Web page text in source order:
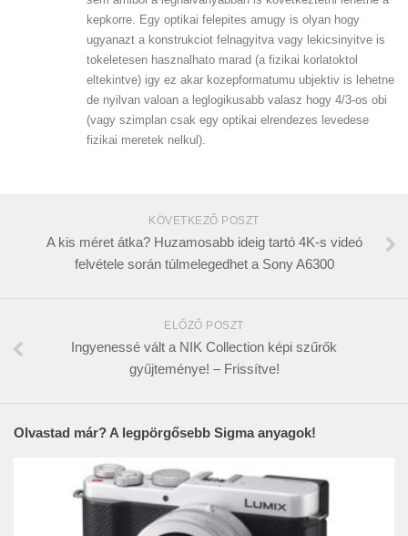
kepkorre. Egy optikai felepites amugy is olyan hogy
ugyanazt a konstrukciot felnagyitva vagy lekicsinyitve is
tokeletesen hasznalhato marad (a fizikai korlatoktol
eltekintve) igy ez akar kozepformatumu ubjektiv is lehetne
de nyilvan valoan a leglogikusabb valasz hogy 4/3-os obi
(vagy szimplan csak egy optikai elrendezes levedese
fizikai meretek nelkul).
KÖVETKEZŐ POSZT
A kis méret átka? Huzamosabb ideig tartó 4K-s videó
felvétele során túlmelegedhet a Sony A6300
ELŐZŐ POSZT
Ingyenessé vált a NIK Collection képi szűrők
gyűjteménye! – Frissítve!
Olvastad már? A legpörgősebb Sigma anyagok!